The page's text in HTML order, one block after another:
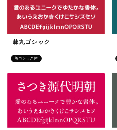
角ゴシック体
棘丸ゴシック